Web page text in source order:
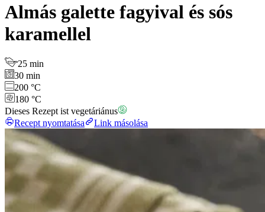
Almás galette fagyival és sós
karamellel
25 min
30 min
200 °C
180 °C
Dieses Rezept ist vegetáriánus
Recept nyomtatása
Link másolása